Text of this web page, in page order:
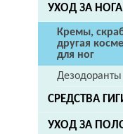
УХОД ЗА
Кремы,
другая
для ног
СРЕДСТВА
УХОД ЗА